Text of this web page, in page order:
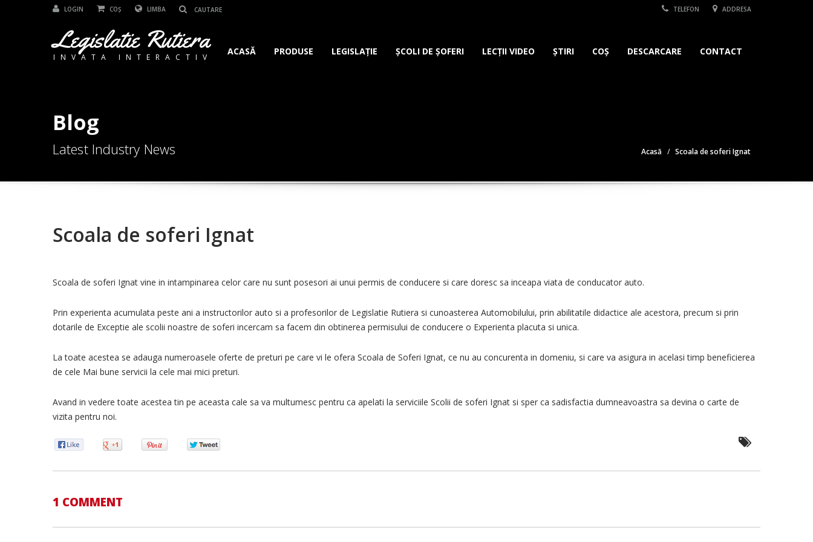
LOGIN COȘ LIMBA TELEFON ADDRESA
Legislatie Rutiera
INVATA INTERACTIV
ACASĂ PRODUSE LEGISLAȚIE ȘCOLI DE ȘOFERI LECȚII VIDEO ȘTIRI COȘ DESCARCARE CONTACT
Blog
Latest Industry News Acasă Scoala de soferi Ignat
Scoala de soferi Ignat
Scoala de soferi Ignat vine in intampinarea celor care nu sunt posesori ai unui permis de conducere si care doresc sa inceapa viata de conducator auto.
Prin experienta acumulata peste ani a instructorilor auto si a profesorilor de Legislatie Rutiera si cunoasterea Automobilului, prin abilitatile didactice ale acestora, precum si prin
dotarile de Exceptie ale scolii noastre de soferi incercam sa facem din obtinerea permisului de conducere o Experienta placuta si unica.
La toate acestea se adauga numeroasele oferte de preturi pe care vi le ofera Scoala de Soferi Ignat, ce nu au concurenta in domeniu, si care va asigura in acelasi timp beneficierea
de cele Mai bune servicii la cele mai mici preturi.
Avand in vedere toate acestea tin pe aceasta cale sa va multumesc pentru ca apelati la serviciile Scolii de soferi Ignat si sper ca sadisfactia dumneavoastra sa devina o carte de
vizita pentru noi.
1 COMMENT